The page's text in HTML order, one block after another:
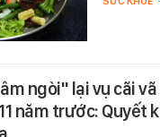
ngòi" lại vụ cãi
năm trước: Quyết